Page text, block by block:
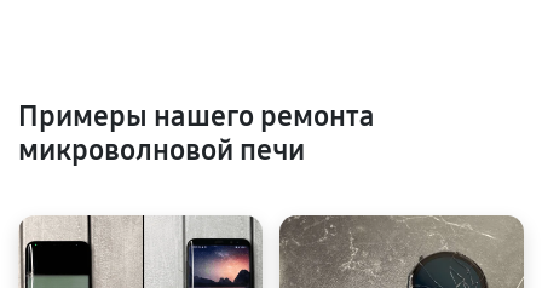
Примеры нашего ремонта
микроволновой печи